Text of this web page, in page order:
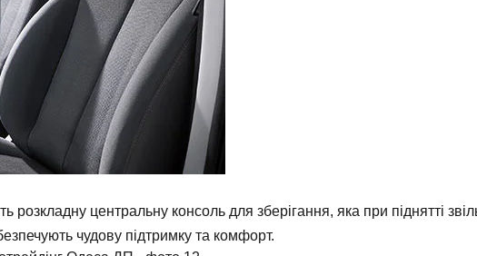
розкладну центральну консоль для зберігання, яка при піднятті
чудову підтримку та комфорт.